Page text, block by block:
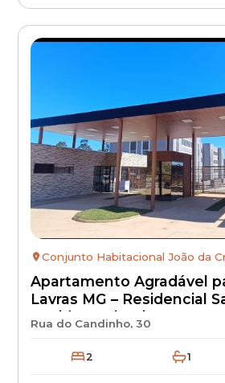
Conjunto Habitacional João da
Apartamento Agradável
Lavras MG – Residencial
Residence | Bairro Novo
Incêndio | Apartamento
Rua do Candinho, 30
2 1